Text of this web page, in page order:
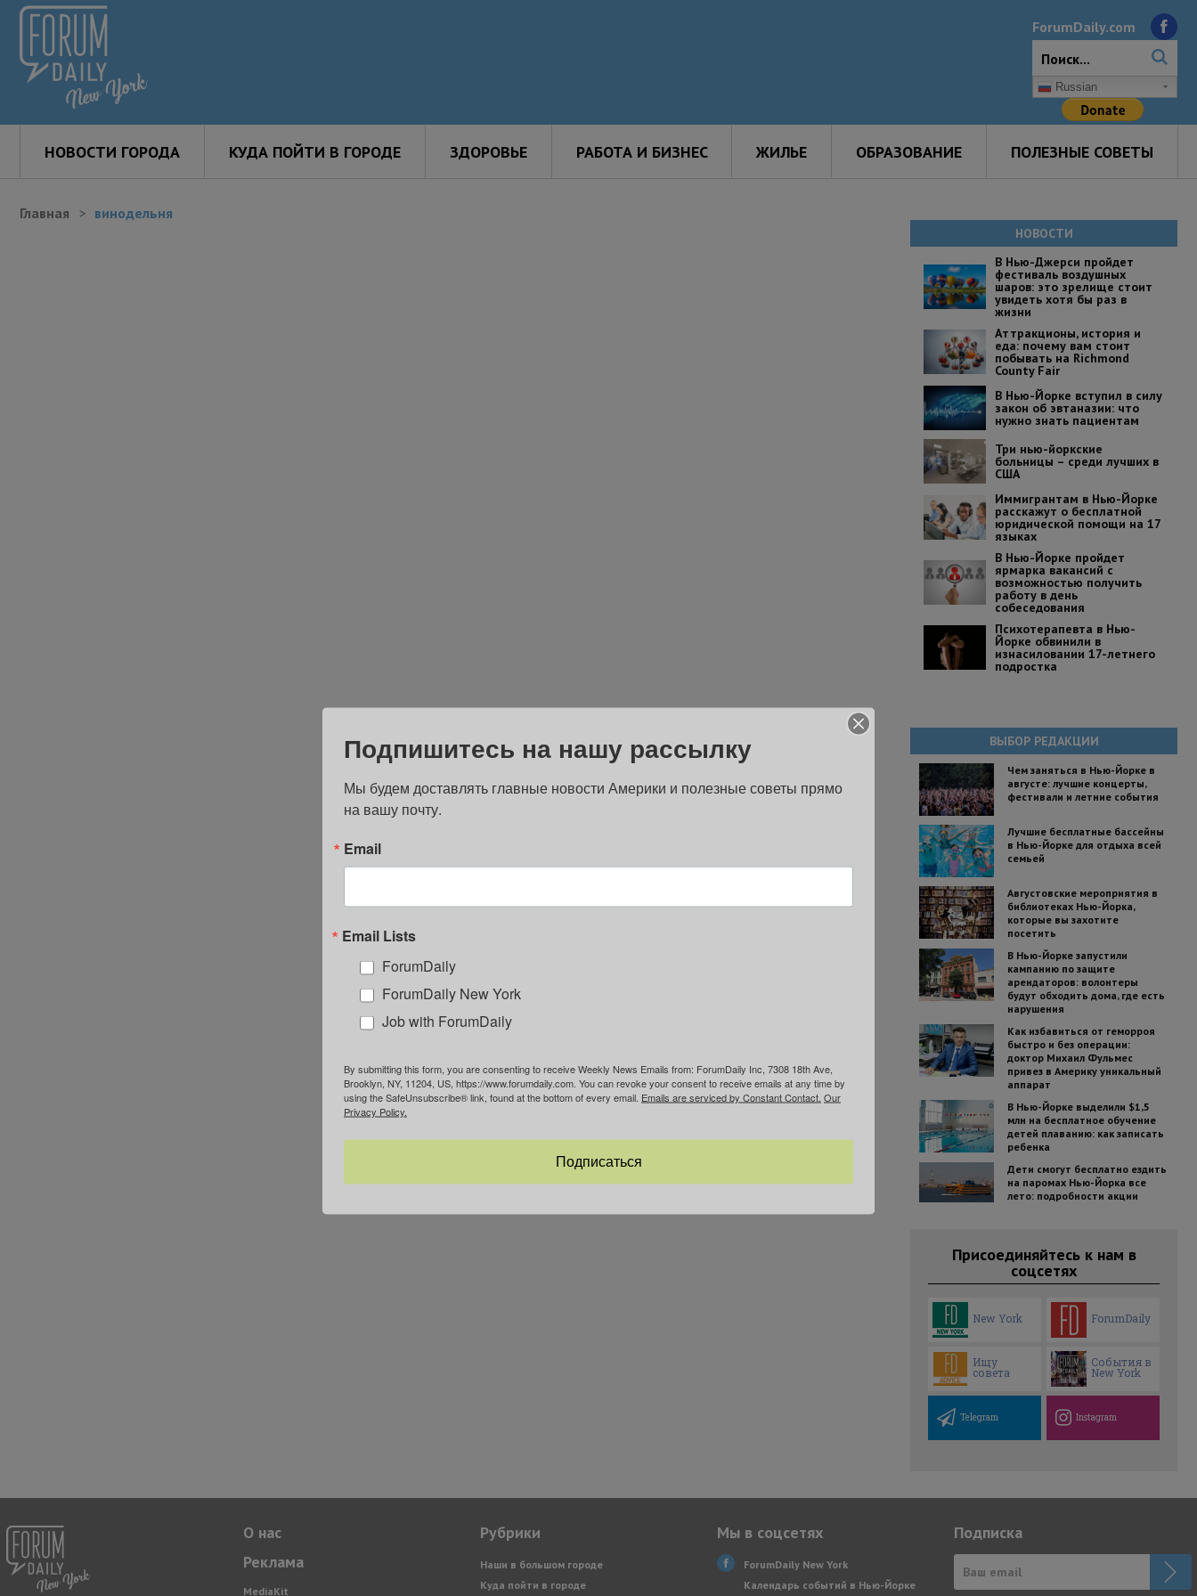
ForumDaily.com
Russian
НОВОСТИ ГОРОДА КУДА ПОЙТИ В ГОРОДЕ ЗДОРОВЬЕ РАБОТА И БИЗНЕС ЖИЛЬЕ ОБРАЗОВАНИЕ ПОЛЕЗНЫЕ СОВЕТЫ
Главная винодельня
НОВОСТИ
В Нью-Джерси пройдет
фестиваль воздушных
шаров: это зрелище стоит
увидеть хотя бы раз в
жизни
Аттракционы, история и
еда: почему вам стоит
побывать на Richmond
County Fair
В Нью-Йорке вступил в силу
закон об эвтаназии: что
нужно знать пациентам
Три нью-йоркские
больницы – среди лучших в
США
Иммигрантам в Нью-Йорке
расскажут о бесплатной
юридической помощи на 17
языках
В Нью-Йорке пройдет
ярмарка вакансий с
возможностью получить
работу в день
собеседования
Психотерапевта в Нью-
Йорке обвинили в
изнасиловании 17-летнего
подростка
ВЫБОР РЕДАКЦИИ
Чем заняться в Нью-Йорке в
августе: лучшие концерты,
фестивали и летние события
Лучшие бесплатные бассейны
в Нью-Йорке для отдыха всей
семьей
Августовские мероприятия в
библиотеках Нью-Йорка,
которые вы захотите
посетить
В Нью-Йорке запустили
кампанию по защите
арендаторов: волонтеры
будут обходить дома, где есть
нарушения
Как избавиться от геморроя
быстро и без операции:
доктор Михаил Фульмес
привез в Америку уникальный
аппарат
В Нью-Йорке выделили $1,5
млн на бесплатное обучение
детей плаванию: как записать
ребенка
Дети смогут бесплатно ездить
на паромах Нью-Йорка все
лето: подробности акции
Присоединяйтесь к нам в
соцсетях
New York ForumDaily
Ищу
совета
События в
New York
Telegram Instagram
О нас
Реклама
MediaKit
Рубрики
Наши в большом городе
Куда пойти в городе
Мы в соцсетях
ForumDaily New York
Календарь событий в Нью-Йорке
Подписка
Подпишитесь на нашу рассылку
Мы будем доставлять главные новости Америки и полезные советы прямо
на вашу почту.
Email
Email Lists
ForumDaily
ForumDaily New York
Job with ForumDaily
By submitting this form, you are consenting to receive Weekly News Emails from: ForumDaily Inc, 7308 18th Ave,
Brooklyn, NY, 11204, US, https://www.forumdaily.com. You can revoke your consent to receive emails at any time by
using the SafeUnsubscribe® link, found at the bottom of every email. Emails are serviced by Constant Contact. Our
Privacy Policy.
Подписаться